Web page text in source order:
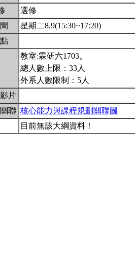
選修
星期二8,9(15:30~17:20)
教室:霖研六1703。
總人數上限：33人
外系人數限制：5人
片
聯 核心能力與課程規劃關聯圖
目前無該大綱資料！